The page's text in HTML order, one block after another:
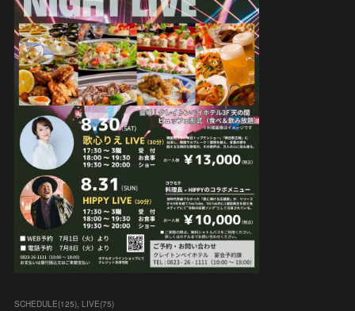
SCHEDULE(125) LIVE(75)